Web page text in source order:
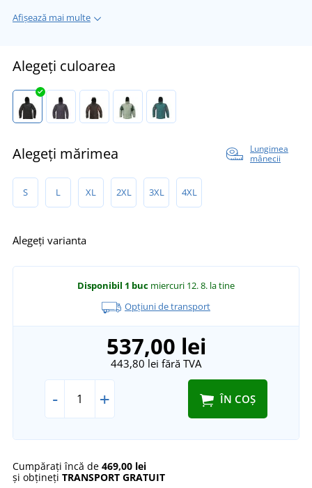
Afișează mai multe
Alegeți culoarea
Alegeți mărimea
Lungimea
mânecii
S L XL 2XL 3XL 4XL
Alegeți varianta
Disponibil 1 buc miercuri 12. 8. la tine
Opțiuni de transport
537,00 lei
443,80 lei fără TVA
- + ÎN COȘ
Cumpărați încă de 469,00 lei
și obțineți TRANSPORT GRATUIT